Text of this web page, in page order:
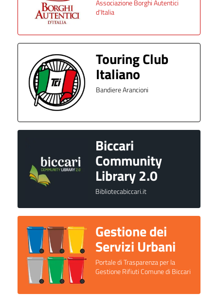
Associazione Borghi Autentici
d'Italia
Touring Club
Italiano
Bandiere Arancioni
Biccari
Community
Library 2.0
Bibliotecabiccari.it
Gestione dei
Servizi Urbani
Portale di Trasparenza per la
Gestione Rifiuti Comune di Biccari